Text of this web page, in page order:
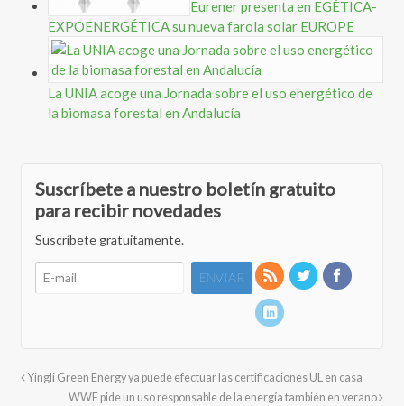
Eurener presenta en EGÉTICA-
EXPOENERGÉTICA su nueva farola solar EUROPE
La UNIA acoge una Jornada sobre el uso energético de
la biomasa forestal en Andalucía
Suscríbete a nuestro boletín gratuito
para recibir novedades
Suscríbete gratuitamente.
Yingli Green Energy ya puede efectuar las certificaciones UL en casa
WWF pide un uso responsable de la energía también en verano